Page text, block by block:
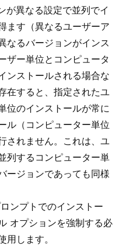
異なる設定で並列でイ
ます（異なるユーザーア
なるバージョンがインス
ザー単位とコンピュータ
ンストールされる場合な
在すると、指定されたユ
位のインストールが常に
ル（コンピューター単位
されません。これは、ユ
列するコンピューター単
ージョンであっても同様
ンプトでのインストー
オプションを強制する必
します。